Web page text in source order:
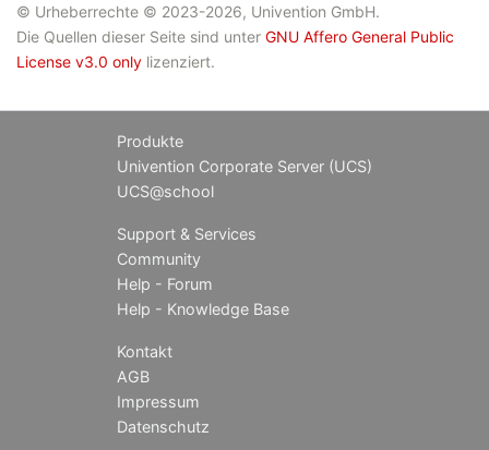
© Urheberrechte © 2023-2026, Univention GmbH.
Die Quellen dieser Seite sind unter GNU Affero General Public
License v3.0 only lizenziert.
Produkte
Univention Corporate Server (UCS)
UCS@school
Support & Services
Community
Help - Forum
Help - Knowledge Base
Kontakt
AGB
Impressum
Datenschutz